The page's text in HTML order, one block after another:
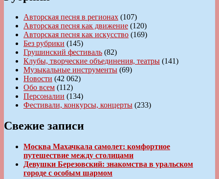
Авторская песня в регионах (107)
Авторская песня как движение (120)
Авторская песня как искусство (169)
Без рубрики (145)
Грушинский фестиваль (82)
Клубы, творческие объединения, театры (141)
Музыкальные инструменты (69)
Новости (42 062)
Обо всем (112)
Персоналии (134)
Фестивали, конкурсы, концерты (233)
Свежие записи
Москва Махачкала самолет: комфортное
путешествие между столицами
Девушки Березовский: знакомства в уральском
городе с особым шармом